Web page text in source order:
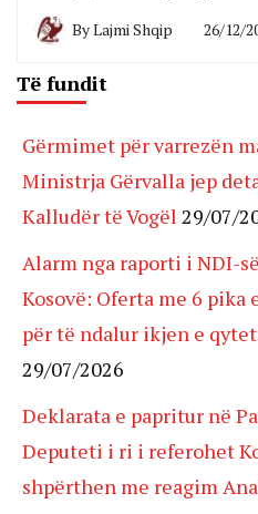
ByLajmi Shqip 26/12/
Të fundit
Gërmimet për varrezën
Ministrja Gërvalla jep
Kalludër të Vogël 29/07/
Alarm nga raporti i NDI-
Kosovë: Oferta me 6 pika
për të ndalur ikjen e
29/07/2026
Deklarata e papritur në
Deputeti i ri i referohet
shpërthen me reagim